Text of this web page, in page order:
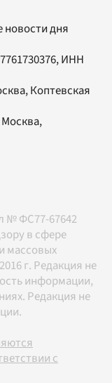
новости дня
ИНН
Коптевская
Москва,
№ ФС77-67642
в сфере
массовых
г. Редакция не
информации,
Редакция не
с